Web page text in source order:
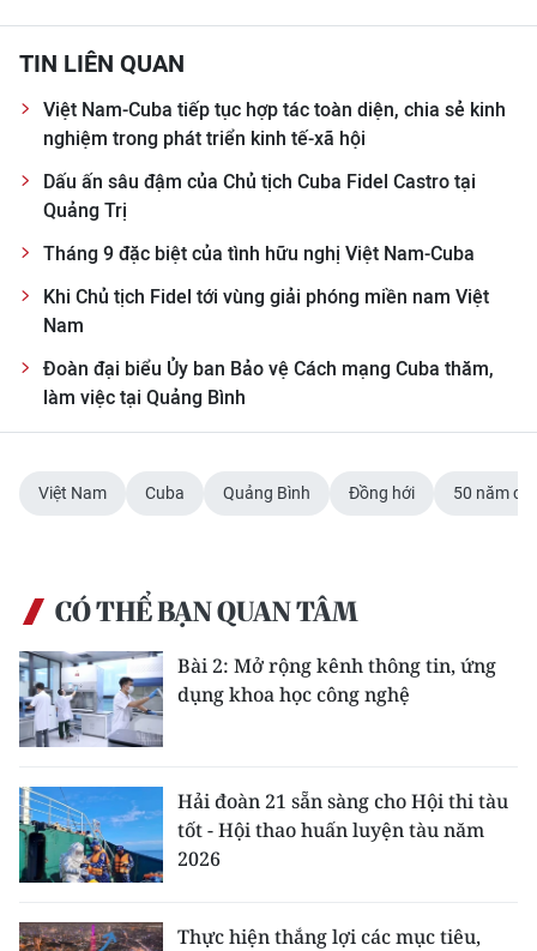
TIN LIÊN QUAN
Việt Nam-Cuba tiếp tục hợp tác toàn diện, chia sẻ kinh
nghiệm trong phát triển kinh tế-xã hội
Dấu ấn sâu đậm của Chủ tịch Cuba Fidel Castro tại
Quảng Trị
Tháng 9 đặc biệt của tình hữu nghị Việt Nam-Cuba
Khi Chủ tịch Fidel tới vùng giải phóng miền nam Việt
Nam
Đoàn đại biểu Ủy ban Bảo vệ Cách mạng Cuba thăm,
làm việc tại Quảng Bình
Việt Nam Cuba Quảng Bình Đồng hới 50 năm
CÓ THỂ BẠN QUAN TÂM
Bài 2: Mở rộng kênh thông tin, ứng
dụng khoa học công nghệ
Hải đoàn 21 sẵn sàng cho Hội thi tàu
tốt - Hội thao huấn luyện tàu năm
2026
Thực hiện thắng lợi các mục tiêu,